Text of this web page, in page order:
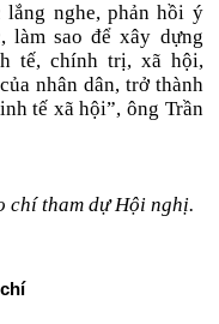
lắng nghe, phản hồi ý
làm sao để xây dựng
tế, chính trị, xã hội,
nhân dân, trở thành
tế xã hội”, ông Trần
chí tham dự Hội nghị.